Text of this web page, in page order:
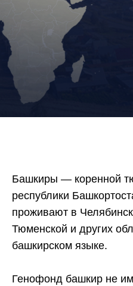
Башкиры — коренной
республики
проживают в
Тюменской и других
башкирском языке.
Генофонд башкир не